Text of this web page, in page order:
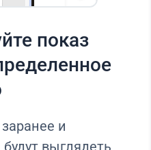
показ
и
выглядеть